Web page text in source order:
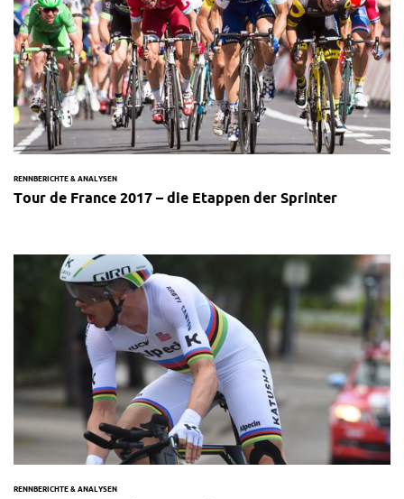
RENNBERICHTE & ANALYSEN
Tour de France 2017 – die Etappen der Sprinter
RENNBERICHTE & ANALYSEN